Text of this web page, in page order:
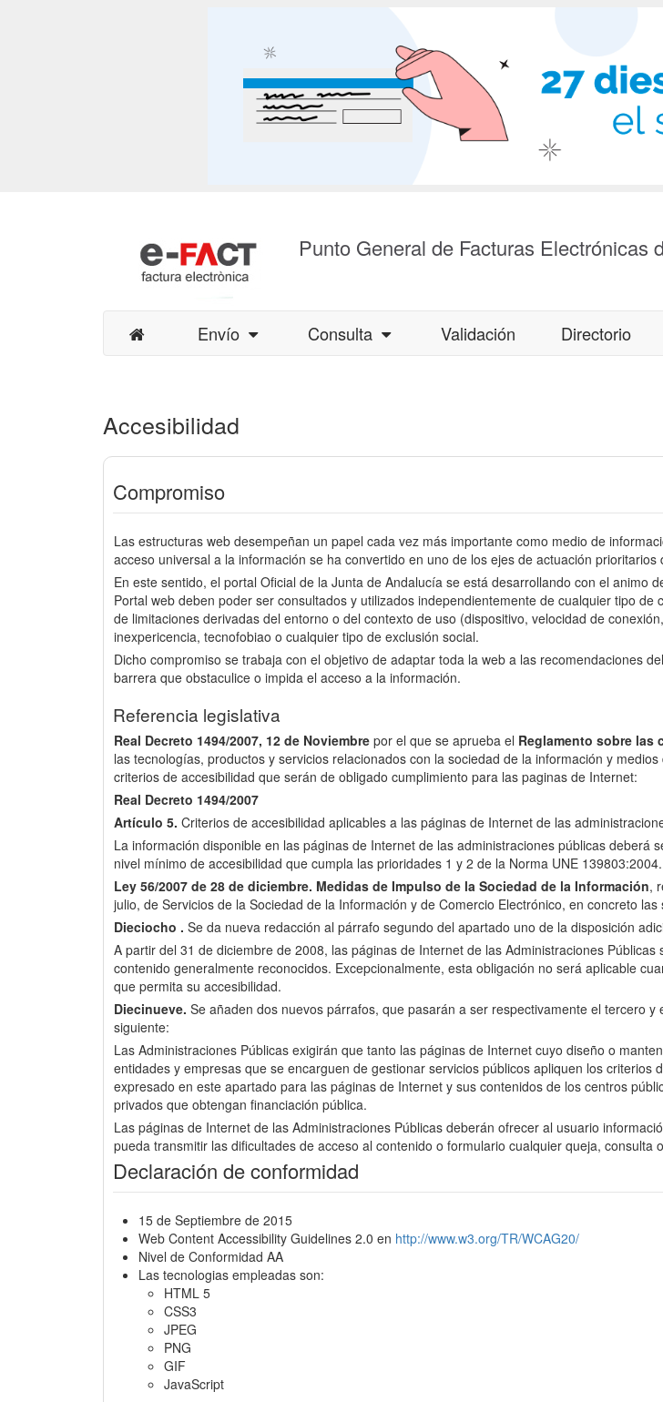
Punto General de Facturas
Envío Consulta Validación Directorio
Accesibilidad
Compromiso
Las estructuras web desempeñan un papel cada vez más importante como medio de
acceso universal a la información se ha convertido en uno de los ejes de actuación prioritarios
En este sentido, el portal Oficial de la Junta de Andalucía se está desarrollando con el animo
Portal web deben poder ser consultados y utilizados independientemente de cualquier tipo
de limitaciones derivadas del entorno o del contexto de uso (dispositivo, velocidad de
inexpericencia, tecnofobiao o cualquier tipo de exclusión social.
Dicho compromiso se trabaja con el objetivo de adaptar toda la web a las recomendaciones del
barrera que obstaculice o impida el acceso a la información.
Referencia legislativa
Real Decreto 1494/2007, 12 de Noviembre por el que se aprueba el Reglamento sobre las
las tecnologías, productos y servicios relacionados con la sociedad de la información y
criterios de accesibilidad que serán de obligado cumplimiento para las paginas de Internet:
Real Decreto 1494/2007
Artículo 5. Criterios de accesibilidad aplicables a las páginas de Internet de las
La información disponible en las páginas de Internet de las administraciones públicas
nivel mínimo de accesibilidad que cumpla las prioridades 1 y 2 de la Norma UNE 139803:2004.
Ley 56/2007 de 28 de diciembre. Medidas de Impulso de la Sociedad de la Información,
julio, de Servicios de la Sociedad de la Información y de Comercio Electrónico, en concreto las
Dieciocho . Se da nueva redacción al párrafo segundo del apartado uno de la disposición
A partir del 31 de diciembre de 2008, las páginas de Internet de las Administraciones
contenido generalmente reconocidos. Excepcionalmente, esta obligación no será aplicable
que permita su accesibilidad.
Diecinueve. Se añaden dos nuevos párrafos, que pasarán a ser respectivamente el tercero
siguiente:
Las Administraciones Públicas exigirán que tanto las páginas de Internet cuyo diseño o
entidades y empresas que se encarguen de gestionar servicios públicos apliquen los
expresado en este apartado para las páginas de Internet y sus contenidos de los centros
privados que obtengan financiación pública.
Las páginas de Internet de las Administraciones Públicas deberán ofrecer al usuario
pueda transmitir las dificultades de acceso al contenido o formulario cualquier queja, consulta
Declaración de conformidad
15 de Septiembre de 2015
Web Content Accessibility Guidelines 2.0 en http://www.w3.org/TR/WCAG20/
Nivel de Conformidad AA
Las tecnologias empleadas son:
HTML 5
CSS3
JPEG
PNG
GIF
JavaScript